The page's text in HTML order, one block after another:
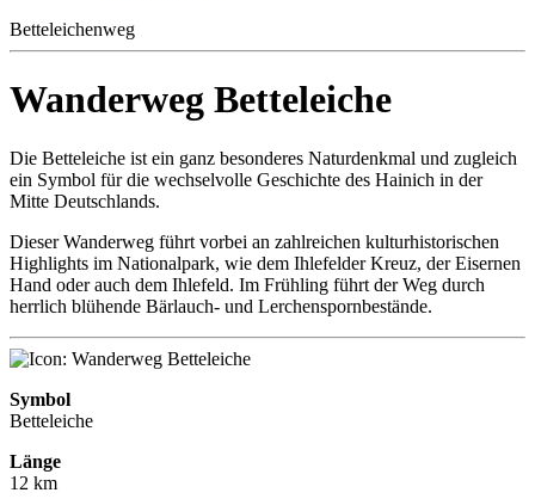
Betteleichenweg
Wanderweg Betteleiche
Die Betteleiche ist ein ganz besonderes Naturdenkmal und zugleich
ein Symbol für die wechselvolle Geschichte des Hainich in der
Mitte Deutschlands.
Dieser Wanderweg führt vorbei an zahlreichen kulturhistorischen
Highlights im Nationalpark, wie dem Ihlefelder Kreuz, der Eisernen
Hand oder auch dem Ihlefeld. Im Frühling führt der Weg durch
herrlich blühende Bärlauch- und Lerchenspornbestände.
Symbol
Betteleiche
Länge
12 km